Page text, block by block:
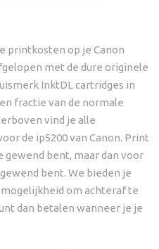
printkosten op je Canon
met de dure originele
InktDL cartridges in
fractie van de normale
vind je alle
de ip5200 van Canon. Print
bent, maar dan voor
bent. We bieden je
om achteraf te
dan betalen wanneer je je